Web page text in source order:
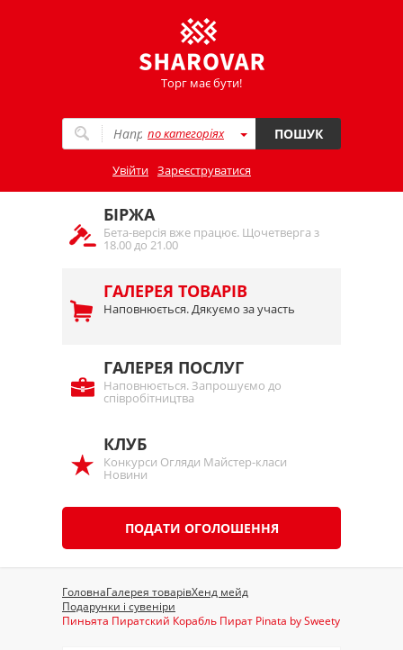
Торг має бути!
по категоріях ПОШУК
Увійти Зареєструватися
БІРЖА
Бета-версія вже працює. Щочетверга з
18.00 до 21.00
ГАЛЕРЕЯ ТОВАРІВ
Наповнюється. Дякуємо за участь
ГАЛЕРЕЯ ПОСЛУГ
Наповнюється. Запрошуємо до
співробітництва
КЛУБ
Конкурси Огляди Майстер-класи
Новини
ПОДАТИ ОГОЛОШЕННЯ
ГоловнаГалерея товарівХенд мейд
Подарунки і сувеніри
Пиньята Пиратский Корабль Пират Pinata by Sweety